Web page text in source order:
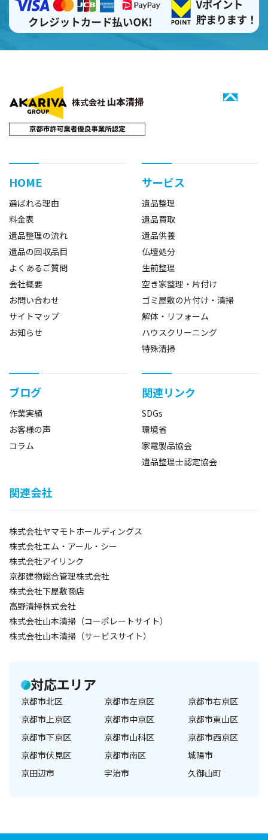
HOME
選ばれる理由
料金表
遺品整理の流れ
遺品の回収品目
よくあるご質問
会社概要
お問い合わせ
サイトマップ
お知らせ
サービス
遺品整理
遺品買取
遺品供養
仏壇処分
生前整理
空き家整理・片付け
ゴミ屋敷の片付け・清掃
解体・リフォーム
ハウスクリーニング
特殊清掃
ブログ
作業実績
お客様の声
コラム
関連リンク
SDGs
環境省
家電製品協会
遺品整理士認定協会
関連会社
株式会社ヤマモトホールディングス
株式会社エム・アール・シー
株式会社アイリンク
京都建物総合管理株式会社
株式会社下屋敷商店
高野清掃株式会社
株式会社山本清掃（コーポレートサイト）
株式会社山本清掃（サービスサイト）
対応エリア
京都市北区 京都市左京区
京都市右京区
京都市上京区
京都市中京区
京都市東山区
京都市下京区
京都市山科区
京都市西京区
京都市伏見区
京都市南区
城陽市
京田辺市
宇治市 久御山町